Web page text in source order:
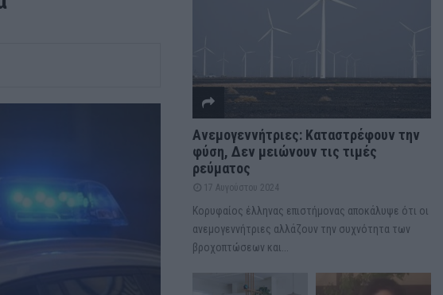
Ανεμογεννήτριες: Καταστρέφουν την
φύση, Δεν μειώνουν τις τιμές
ρεύματος
17 Αυγούστου 2024
Κορυφαίος έλληνας επιστήμονας αποκάλυψε ότι οι
ανεμογεννήτριες αλλάζουν την συχνότητα των
βροχοπτώσεων και...